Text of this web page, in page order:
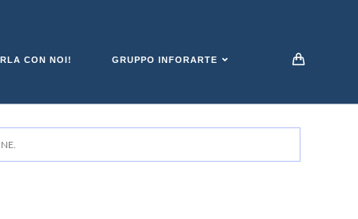
CON NOI! GRUPPO INFORARTE